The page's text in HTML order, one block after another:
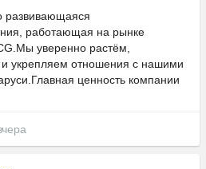
работающая на рынке
уверенно растём,
укрепляем отношения с нашими
ценность компании